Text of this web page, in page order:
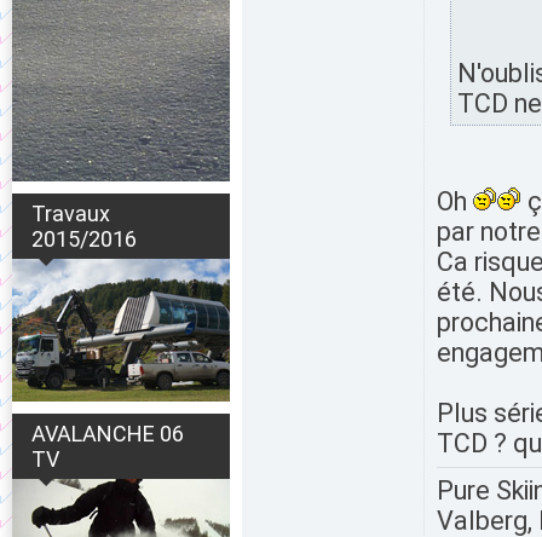
Travaux
2015/2016
AVALANCHE 06
TV
TCD
Oh
par
Ca
été.
Plus
TCD ?
Pure
Valberg,